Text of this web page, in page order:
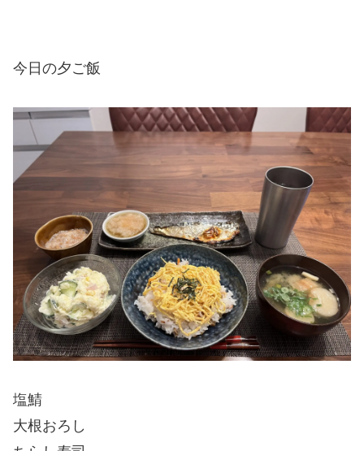
今日の夕ご飯
塩鯖
大根おろし